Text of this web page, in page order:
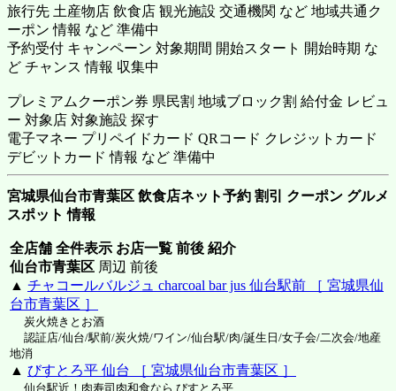
旅行先 土産物店 飲食店 観光施設 交通機関 など 地域共通ク
ーポン 情報 など 準備中
予約受付 キャンペーン 対象期間 開始スタート 開始時期 な
ど チャンス 情報 収集中
プレミアムクーポン券 県民割 地域ブロック割 給付金 レビュ
ー 対象店 対象施設 探す
電子マネー プリペイドカード QRコード クレジットカード
デビットカード 情報 など 準備中
宮城県仙台市青葉区 飲食店ネット予約 割引 クーポン グルメ
スポット 情報
全店舗 全件表示 お店一覧 前後 紹介
仙台市青葉区 周辺 前後
▲ チャコールバルジュ charcoal bar jus 仙台駅前 ［ 宮城県仙
台市青葉区 ］
炭火焼きとお酒
認証店/仙台/駅前/炭火焼/ワイン/仙台駅/肉/誕生日/女子会/二次会/地産
地消
▲ びすとろ平 仙台 ［ 宮城県仙台市青葉区 ］
仙台駅近！肉寿司肉和食なら びすとろ平